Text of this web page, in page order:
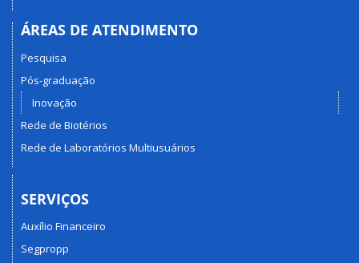
ÁREAS DE ATENDIMENTO
Pesquisa
Pós-graduação
Inovação
Rede de Biotérios
Rede de Laboratórios Multiusuários
SERVIÇOS
Auxílio Financeiro
Segpropp